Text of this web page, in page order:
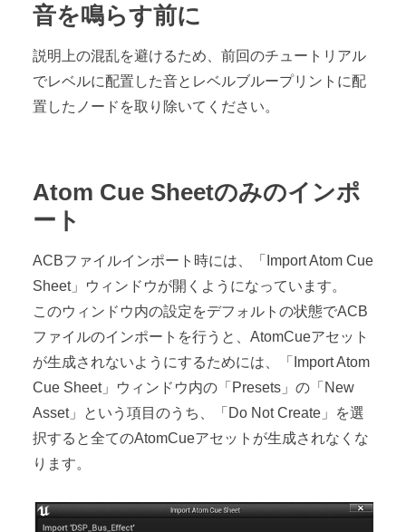
音を鳴らす前に
説明上の混乱を避けるため、前回のチュートリアル
でレベルに配置した音とレベルブループリントに配
置したノードを取り除いてください。
Atom Cue Sheetのみのインポ
ート
ACBファイルインポート時には、「Import Atom Cue
Sheet」ウィンドウが開くようになっています。
このウィンドウ内の設定をデフォルトの状態でACB
ファイルのインポートを行うと、AtomCueアセット
が生成されないようにするためには、「Import Atom
Cue Sheet」ウィンドウ内の「Presets」の「New
Asset」という項目のうち、「Do Not Create」を選
択すると全てのAtomCueアセットが生成されなくな
ります。